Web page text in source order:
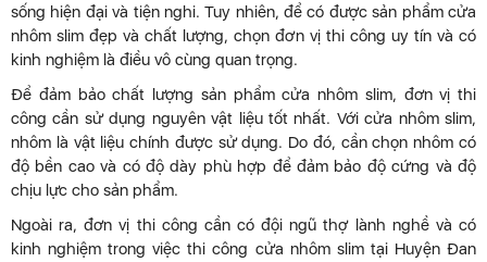
sống hiện đại và tiện nghi. Tuy nhiên, để có được sản phẩm cửa
nhôm slim đẹp và chất lượng, chọn đơn vị thi công uy tín và có
kinh nghiệm là điều vô cùng quan trọng.
Để đảm bảo chất lượng sản phẩm cửa nhôm slim, đơn vị thi
công cần sử dụng nguyên vật liệu tốt nhất. Với cửa nhôm slim,
nhôm là vật liệu chính được sử dụng. Do đó, cần chọn nhôm có
độ bền cao và có độ dày phù hợp để đảm bảo độ cứng và độ
chịu lực cho sản phẩm.
Ngoài ra, đơn vị thi công cần có đội ngũ thợ lành nghề và có
kinh nghiệm trong việc thi công cửa nhôm slim tại Huyện Đan